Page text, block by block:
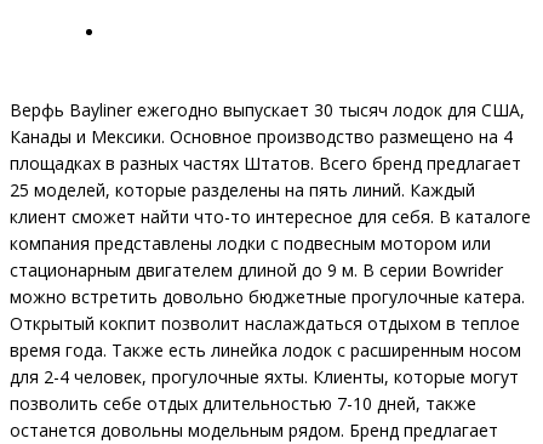
Верфь Bayliner ежегодно выпускает 30 тысяч лодок для США,
Канады и Мексики. Основное производство размещено на 4
площадках в разных частях Штатов. Всего бренд предлагает
25 моделей, которые разделены на пять линий. Каждый
клиент сможет найти что-то интересное для себя. В каталоге
компания представлены лодки с подвесным мотором или
стационарным двигателем длиной до 9 м. В серии Bowrider
можно встретить довольно бюджетные прогулочные катера.
Открытый кокпит позволит наслаждаться отдыхом в теплое
время года. Также есть линейка лодок с расширенным носом
для 2-4 человек, прогулочные яхты. Клиенты, которые могут
позволить себе отдых длительностью 7-10 дней, также
останется довольны модельным рядом. Бренд предлагает